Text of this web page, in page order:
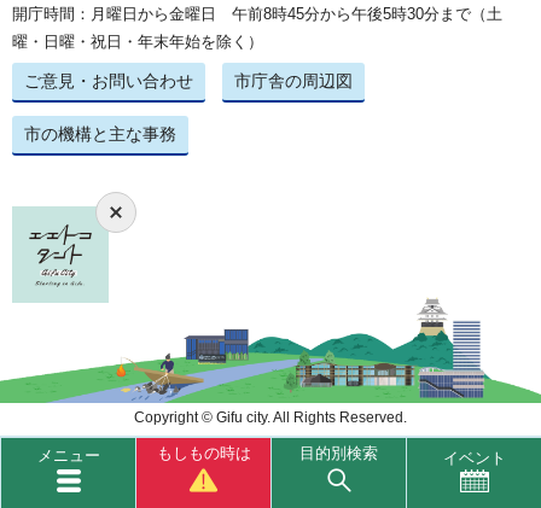
メニュー もしもの時は 目的別検索 イベント
開庁時間：月曜日から金曜日 午前8時45分から午後5時30分まで（土
曜・日曜・祝日・年末年始を除く）
ご意見・お問い合わせ 市庁舎の周辺図
市の機構と主な事務
Copyright © Gifu city. All Rights Reserved.